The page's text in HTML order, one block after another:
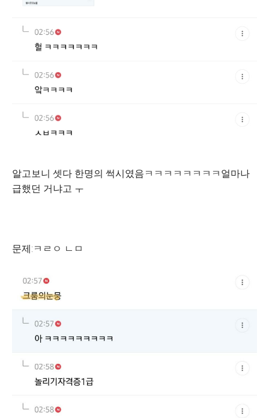
알고보니 셋다 한명의 썩시였음ㅋㅋㅋㅋㅋㅋㅋㅋ얼마나
급했던 거냐고 ㅜ
문제:ㅋㄹㅇ ㄴㅁ